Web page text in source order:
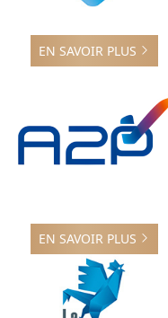
EN SAVOIR PLUS
EN SAVOIR PLUS